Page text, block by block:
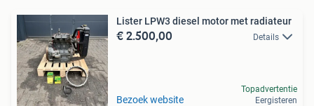
Lister LPW3 diesel motor met radiateur
€ 2.500,00 Details
Bezoek website
Topadvertentie
Eergisteren